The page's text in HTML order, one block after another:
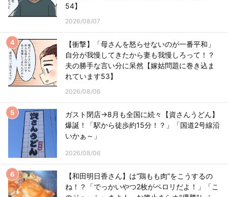
54】
2026/08/07
【衝撃】「母さんを怒らせないのが一番平和」
自分が我慢してきたから妻も我慢しろって！？
夫の勝手な言い分に呆然【嫁姑問題に巻き込ま
れています53】
2026/08/06
ガスト閉店→8月も全国に続々【資さんうどん】
爆誕！「駅から徒歩約15分！？」「国道2号線沿
いかぁ～」
2026/08/06
【和田明日香さん】は“鶏もも肉”をこうするの
ね！？「でっかいやつ2枚がペロリだよ！」「こ